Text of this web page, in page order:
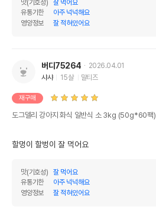
맛(기호성)
잘 먹어요
유통기한
아주 넉넉해요
영양정보
잘 적혀있어요
버디75264
2026.04.01
샤샤
15살 말티즈
재구매
도그델리 강아지 화식 일반식 소 3kg (50g*60팩)
할멍이 할벙이 잘 먹어요
맛(기호성)
잘 먹어요
유통기한
아주 넉넉해요
영양정보
잘 적혀있어요